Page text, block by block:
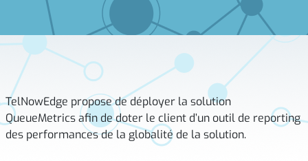
TelNowEdge propose de déployer la solution
QueueMetrics afin de doter le client d’un outil de reporting
des performances de la globalité de la solution.